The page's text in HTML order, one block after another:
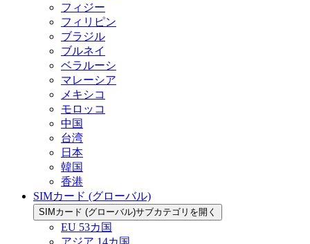
フィジー
フィリピン
ブラジル
ブルネイ
ベラルーシ
マレーシア
メキシコ
モロッコ
中国
台湾
日本
韓国
香港
SIMカード (グローバル)
SIMカード (グローバル)サブカテゴリを開く
EU 53カ国
アジア 14カ国